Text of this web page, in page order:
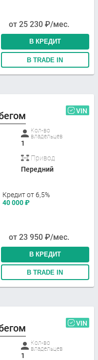
от 25 230 ₽/мес.
В КРЕДИТ
В TRADE IN
VIN
Кол-во
владельцев
1
Привод
Передний
Кредит от 6,5%
40 000₽
от 23 950 ₽/мес.
В КРЕДИТ
В TRADE IN
VIN
Кол-во
владельцев
1